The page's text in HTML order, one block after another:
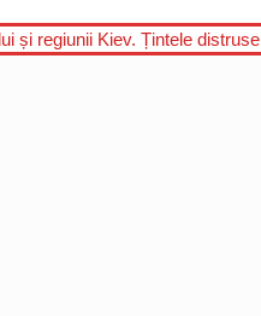
și regiunii Kiev. Țintele distruse